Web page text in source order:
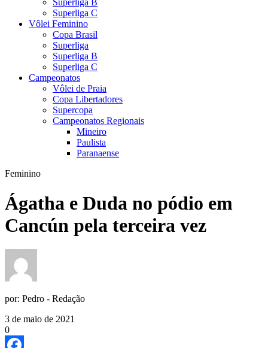
Superliga B
Superliga C
Vôlei Feminino
Copa Brasil
Superliga
Superliga B
Superliga C
Campeonatos
Vôlei de Praia
Copa Libertadores
Supercopa
Campeonatos Regionais
Mineiro
Paulista
Paranaense
Feminino
Ágatha e Duda no pódio em
Cancún pela terceira vez
por: Pedro - Redação
3 de maio de 2021
0